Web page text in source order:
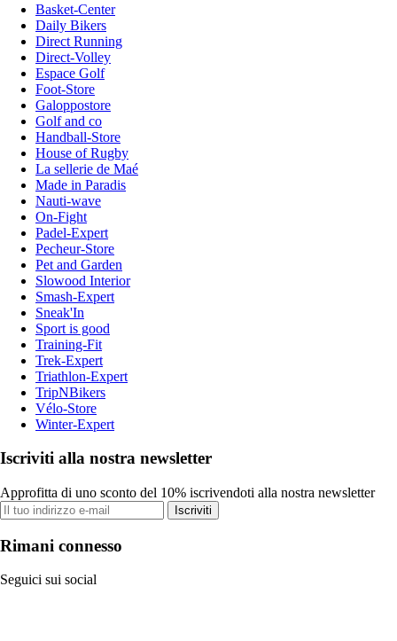
Basket-Center
Daily Bikers
Direct Running
Direct-Volley
Espace Golf
Foot-Store
Galoppostore
Golf and co
Handball-Store
House of Rugby
La sellerie de Maé
Made in Paradis
Nauti-wave
On-Fight
Padel-Expert
Pecheur-Store
Pet and Garden
Slowood Interior
Smash-Expert
Sneak'In
Sport is good
Training-Fit
Trek-Expert
Triathlon-Expert
TripNBikers
Vélo-Store
Winter-Expert
Iscriviti alla nostra newsletter
Approfitta di uno sconto del 10% iscrivendoti alla nostra newsletter
Iscriviti
Rimani connesso
Seguici sui social